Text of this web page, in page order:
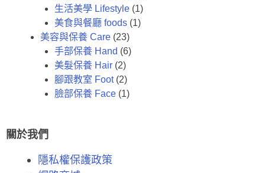
生活美學 Lifestyle (1)
美食與餐廳 foods (1)
美容與保養 Care (23)
手部保養 Hand (6)
美髮保養 Hair (2)
腳跟教室 Foot(2)
臉部保養 Face (1)
關於我們
隱私權保護政策